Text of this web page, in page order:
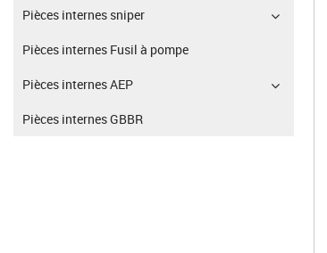
Pièces internes sniper
Pièces internes Fusil à pompe
Pièces internes AEP
Pièces internes GBBR